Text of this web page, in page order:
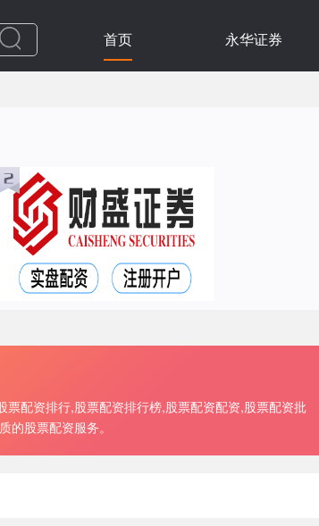
首页 永华证券
配资排行,股票配资排行榜,股票配资配资,股票配资批
的股票配资服务。